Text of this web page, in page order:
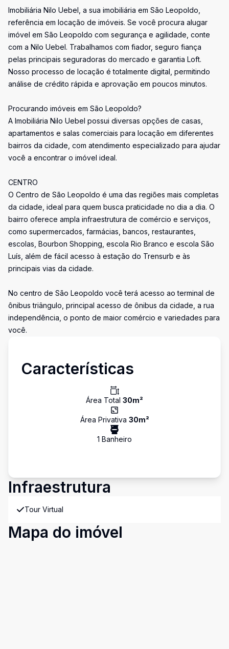
Imobiliária Nilo Uebel, a sua imobiliária em São Leopoldo,
referência em locação de imóveis. Se você procura alugar
imóvel em São Leopoldo com segurança e agilidade, conte
com a Nilo Uebel. Trabalhamos com fiador, seguro fiança
pelas principais seguradoras do mercado e garantia Loft.
Nosso processo de locação é totalmente digital, permitindo
análise de crédito rápida e aprovação em poucos minutos.
Procurando imóveis em São Leopoldo?
A Imobiliária Nilo Uebel possui diversas opções de casas,
apartamentos e salas comerciais para locação em diferentes
bairros da cidade, com atendimento especializado para ajudar
você a encontrar o imóvel ideal.
CENTRO
O Centro de São Leopoldo é uma das regiões mais completas
da cidade, ideal para quem busca praticidade no dia a dia. O
bairro oferece ampla infraestrutura de comércio e serviços,
como supermercados, farmácias, bancos, restaurantes,
escolas, Bourbon Shopping, escola Rio Branco e escola São
Luís, além de fácil acesso à estação do Trensurb e às
principais vias da cidade.
No centro de São Leopoldo você terá acesso ao terminal de
ônibus triângulo, principal acesso de ônibus da cidade, a rua
independência, o ponto de maior comércio e variedades para
você.
Características
Área Total 30m²
Área Privativa 30m²
1 Banheiro
Infraestrutura
Tour Virtual
Mapa do imóvel